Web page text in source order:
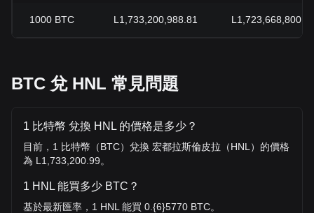
1000 BTC L1,733,200,988.81
BTC 兌 HNL 常見問題
1 比特幣 兌換 HNL 的價格是多少？
目前，1 比特幣（BTC）兌換 宏都拉斯倫皮拉（HNL）的價格
為 L1,733,200.99。
1 HNL 能買多少 BTC？
基於最新匯率，1 HNL 能買 0.{6}5770 BTC。